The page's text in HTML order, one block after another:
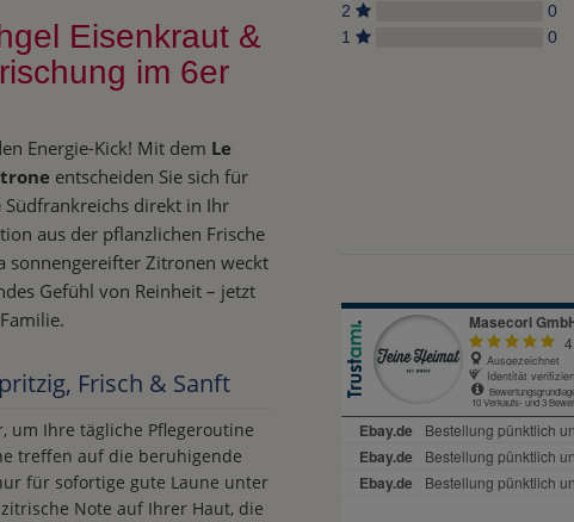
Eisenkraut &
im 6er
Energie-Kick! Mit dem Le
entscheiden Sie sich für
Südfrankreichs direkt in Ihr
aus der pflanzlichen Frische
sonnengereifter Zitronen weckt
Gefühl von Reinheit – jetzt
Frisch & Sanft
um Ihre tägliche Pflegeroutine
treffen auf die beruhigende
für sofortige gute Laune unter
Note auf Ihrer Haut, die
2
0
1
0